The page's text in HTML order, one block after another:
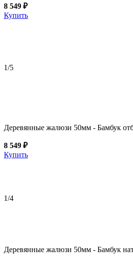
8 549 ₽
Купить
1/5
Деревянные жалюзи 50мм - Бамбук
8 549 ₽
Купить
1/4
Деревянные жалюзи 50мм - Бамбук